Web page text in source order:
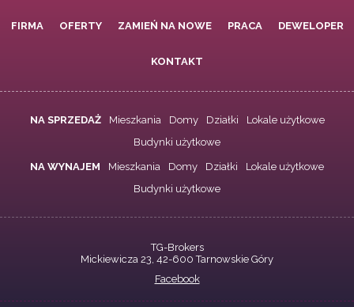
FIRMA OFERTY ZAMIEŃ NA NOWE PRACA DEWELOPER
KONTAKT
NA SPRZEDAŻ Mieszkania Domy Działki
Lokale użytkowe
Budynki użytkowe
NA WYNAJEM Mieszkania Domy Działki
Lokale użytkowe
Budynki użytkowe
TG-Brokers
Mickiewicza 23, 42-600 Tarnowskie Góry
Facebook